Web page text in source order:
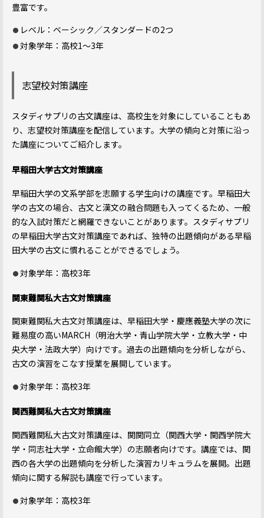
豊富です。
レベル：ベーシック／スタンダードの2つ
対象学年：高校1～3年
志望校対策講座
スタディサプリの古文講座は、高校生を対象にしていることもあ
り、志望校対策講座を配信しています。大学の傾向と対策に沿っ
た講座についてご紹介します。
早稲田大学古文対策講座
早稲田大学の文系学部を志願する学生向けの講座です。早稲田大
学の古文の場合、古文と漢文の融合問題も入ってくるため、一般
的な入試対策だと網羅できないことがあります。スタディサプリ
の早稲田大学古文対策講座であれば、独特の出題傾向がある早稲
田大学の古文に慣れることができるでしょう。
対象学年：高校3年
関東難関私大古文対策講座
関東難関私大古文対策講座は、早稲田大学・慶應義塾大学の次に
難易度の高いMARCH（明治大学・青山学院大学・立教大学・中
央大学・法政大学）向けです。過去の出題傾向を分析しながら、
古文の演習をこなす授業を展開しています。
対象学年：高校3年
関西難関私大古文対策講座
関西難関私大古文対策講座は、関関同立（関西大学・関西学院大
学・同志社大学・立命館大学）の志願者向けです。講座では、関
西の各大学の出題傾向を分析した演習カリキュラムを展開。出題
傾向に関する解説も講座で行っています。
対象学年：高校3年